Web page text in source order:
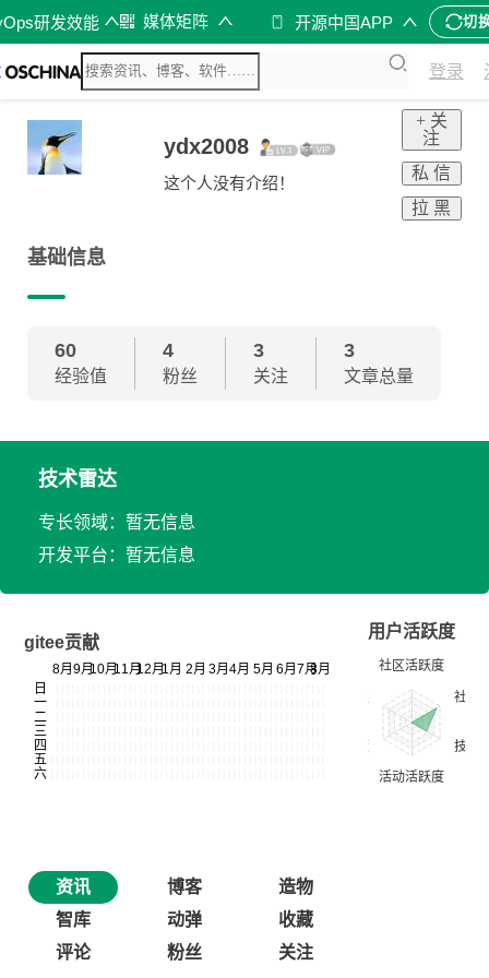
研发效能 媒体矩阵 开源中国APP 切
登录
ydx2008
这个人没有介绍！
+ 关
注
私 信
拉 黑
基础信息
60
经验值
4
粉丝
3
关注
3
文章总量
技术雷达
专长领域：暂无信息
开发平台：暂无信息
gitee贡献
用户活跃度
资讯 博客
造物
智库
动弹
收藏
评论
粉丝 关注